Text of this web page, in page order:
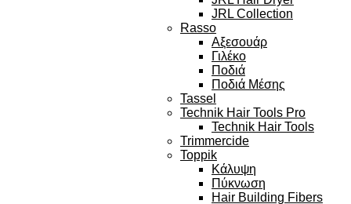
JRL Collection
Rasso
Αξεσουάρ
Γιλέκο
Ποδιά
Ποδιά Μέσης
Tassel
Technik Hair Tools Pro
Technik Hair Tools
Trimmercide
Toppik
Κάλυψη
Πύκνωση
Hair Building Fibers